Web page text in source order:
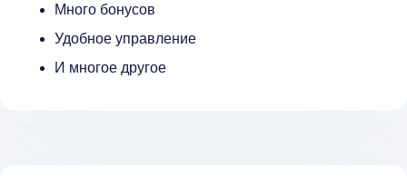
Много бонусов
Удобное управление
И многое другое